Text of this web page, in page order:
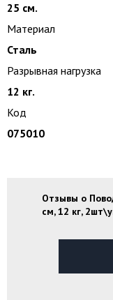
25 см.
Материал
Сталь
Разрывная нагрузка
12 кг.
Код
075010
Отзывы о
см, 12 кг,